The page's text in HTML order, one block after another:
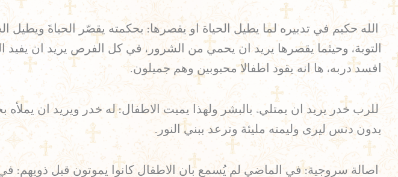
الله حكيم في تدبيره لما يطيل الحياة او يقصرها: بحكمته يقصّر الحياةَ ويطيل
التوبة، وحيثما يقصرها يريد ان يحمي من الشرور، في كل الفرص يريد ان يفيد
افسد دربه، ها انه يقود اطفالا محبوبين وهم جميلون.
للرب خدر يريد ان يمتليء بالبشر ولهذا يميت الاطفال: له خدر ويريد ان يملأه
بدون دنس ليرى وليمته مليئة وترعد ببني النور.
اصالة سروجية: في الماضي لم يُسمع بان الاطفال كانوا يموتون قبل ذويهم: في